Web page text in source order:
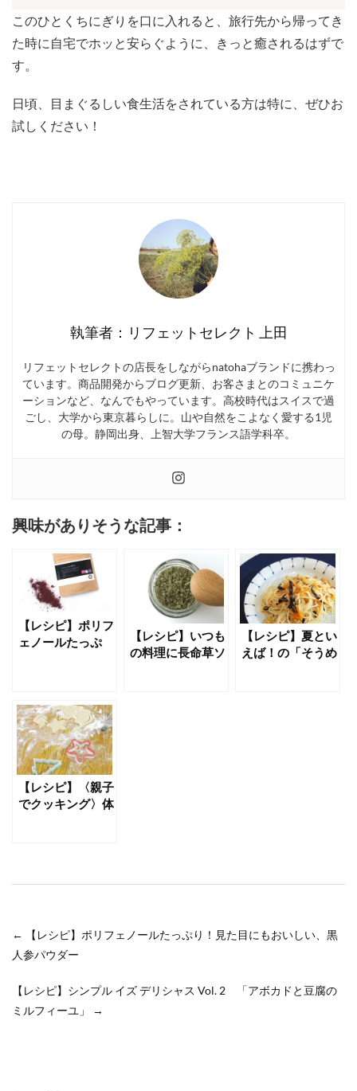
このひとくちにぎりを口に入れると、旅行先から帰ってき
た時に自宅でホッと安らぐように、きっと癒されるはずで
す。
日頃、目まぐるしい食生活をされている方は特に、ぜひお
試しください！
執筆者：リフェットセレクト 上田
リフェットセレクトの店長をしながらnatohaブランドに携わっ
ています。商品開発からブログ更新、お客さまとのコミュニケ
ーションなど、なんでもやっています。高校時代はスイスで過
ごし、大学から東京暮らしに。山や自然をこよなく愛する1児
の母。静岡出身、上智大学フランス語学科卒。
興味がありそうな記事：
【レシピ】ポリフ
ェノールたっぷ
【レシピ】いつも
の料理に長命草ソ
【レシピ】夏とい
えば！の「そうめ
【レシピ】〈親子
でクッキング〉体
←
【レシピ】ポリフェノールたっぷり！見た目にもおいしい、黒
人参パウダー
【レシピ】シンプル イズ デリシャス Vol. 2 「アボカドと豆腐の
ミルフィーユ」
→